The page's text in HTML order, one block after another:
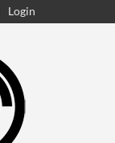
Login